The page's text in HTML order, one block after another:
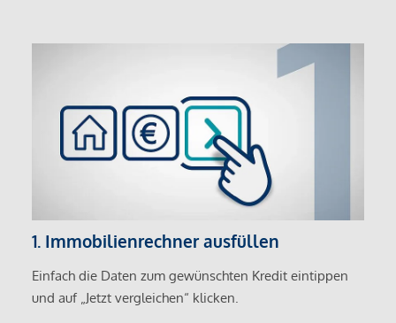
1. Immobilienrechner ausfüllen
Einfach die Daten zum gewünschten Kredit eintippen
und auf „Jetzt vergleichen“ klicken.